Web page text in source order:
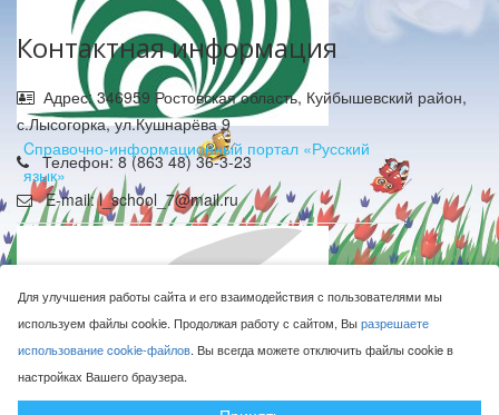
Cправочно-информационный портал «Русский
язык»
Контактная информация
Адрес: 346959 Ростовская область, Куйбышевский район,
с.Лысогорка, ул.Кушнарёва 9
Телефон: 8 (863 48) 36-3-23
E-mail: l_school_7@mail.ru
МБОУ Лысогорская СОШ © 2016-2026
Сделано с ❤ в
Для улучшения работы сайта и его взаимодействия с пользователями мы
используем файлы cookie. Продолжая работу с сайтом, Выразрешаете
использование cookie-файлов. Вы всегда можете отключить файлы cookie в
настройках Вашего браузера.